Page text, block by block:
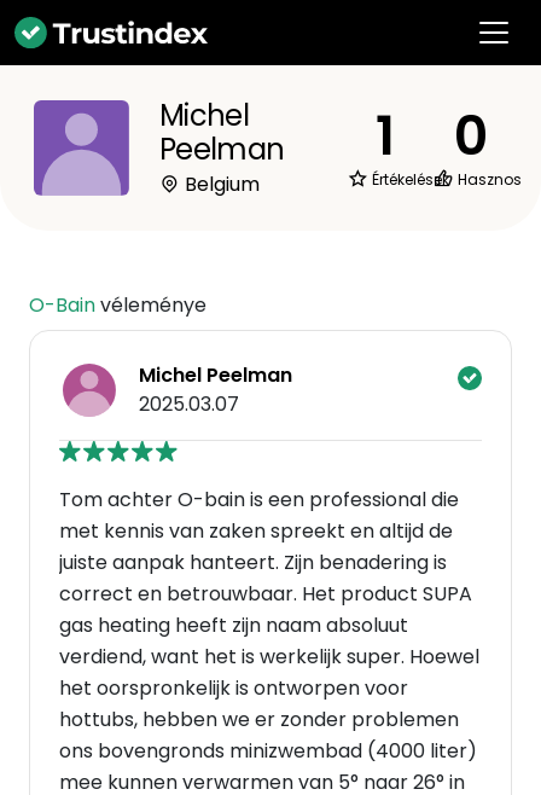
Michel
Peelman
Belgium
1
Értékelések
0
Hasznos
O-Bainvéleménye
Michel Peelman
2025.03.07
Tom achter O-bain is een professional die
met kennis van zaken spreekt en altijd de
juiste aanpak hanteert. Zijn benadering is
correct en betrouwbaar. Het product SUPA
gas heating heeft zijn naam absoluut
verdiend, want het is werkelijk super. Hoewel
het oorspronkelijk is ontworpen voor
hottubs, hebben we er zonder problemen
ons bovengronds minizwembad (4000 liter)
mee kunnen verwarmen van 5° naar 26° in